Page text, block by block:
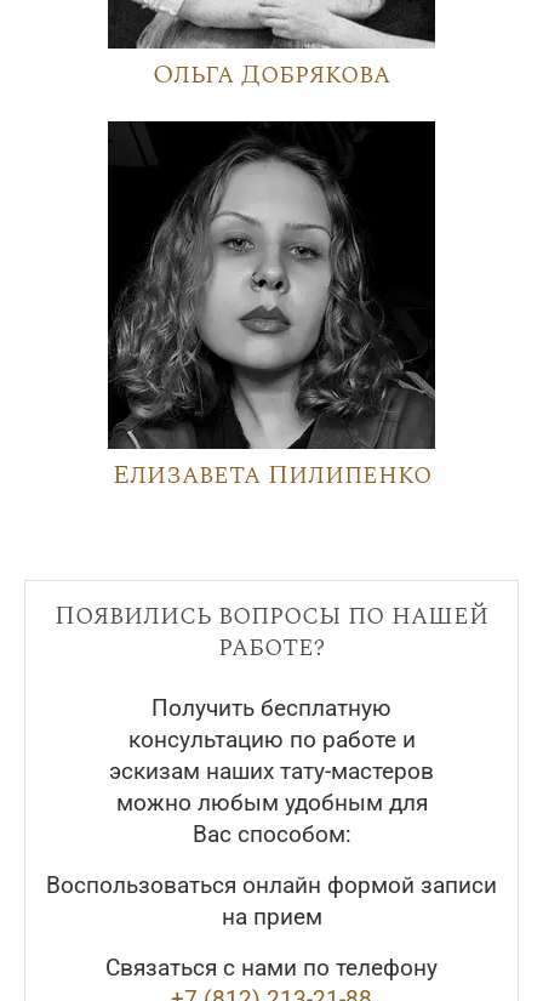
Ольга Добрякова
Елизавета Пилипенко
Появились вопросы по нашей
работе?
Получить бесплатную
консультацию по работе и
эскизам наших тату-мастеров
можно любым удобным для
Вас способом:
Воспользоваться онлайн формой записи
на прием
Связаться с нами по телефону